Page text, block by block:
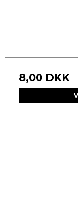
8,00 DKK